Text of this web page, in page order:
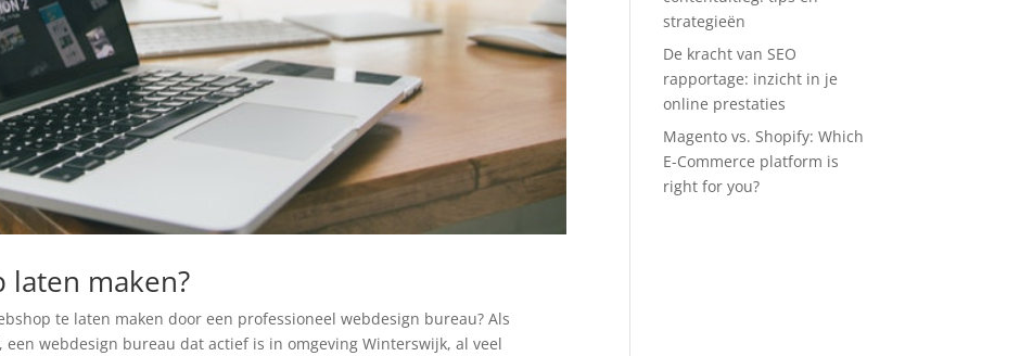
laten maken?
te laten maken door een professioneel webdesign bureau? Als
webdesign bureau dat actief is in omgeving Winterswijk, al veel
strategieën
De kracht van SEO
rapportage: inzicht in je
online prestaties
Magento vs. Shopify: Which
E-Commerce platform is
right for you?